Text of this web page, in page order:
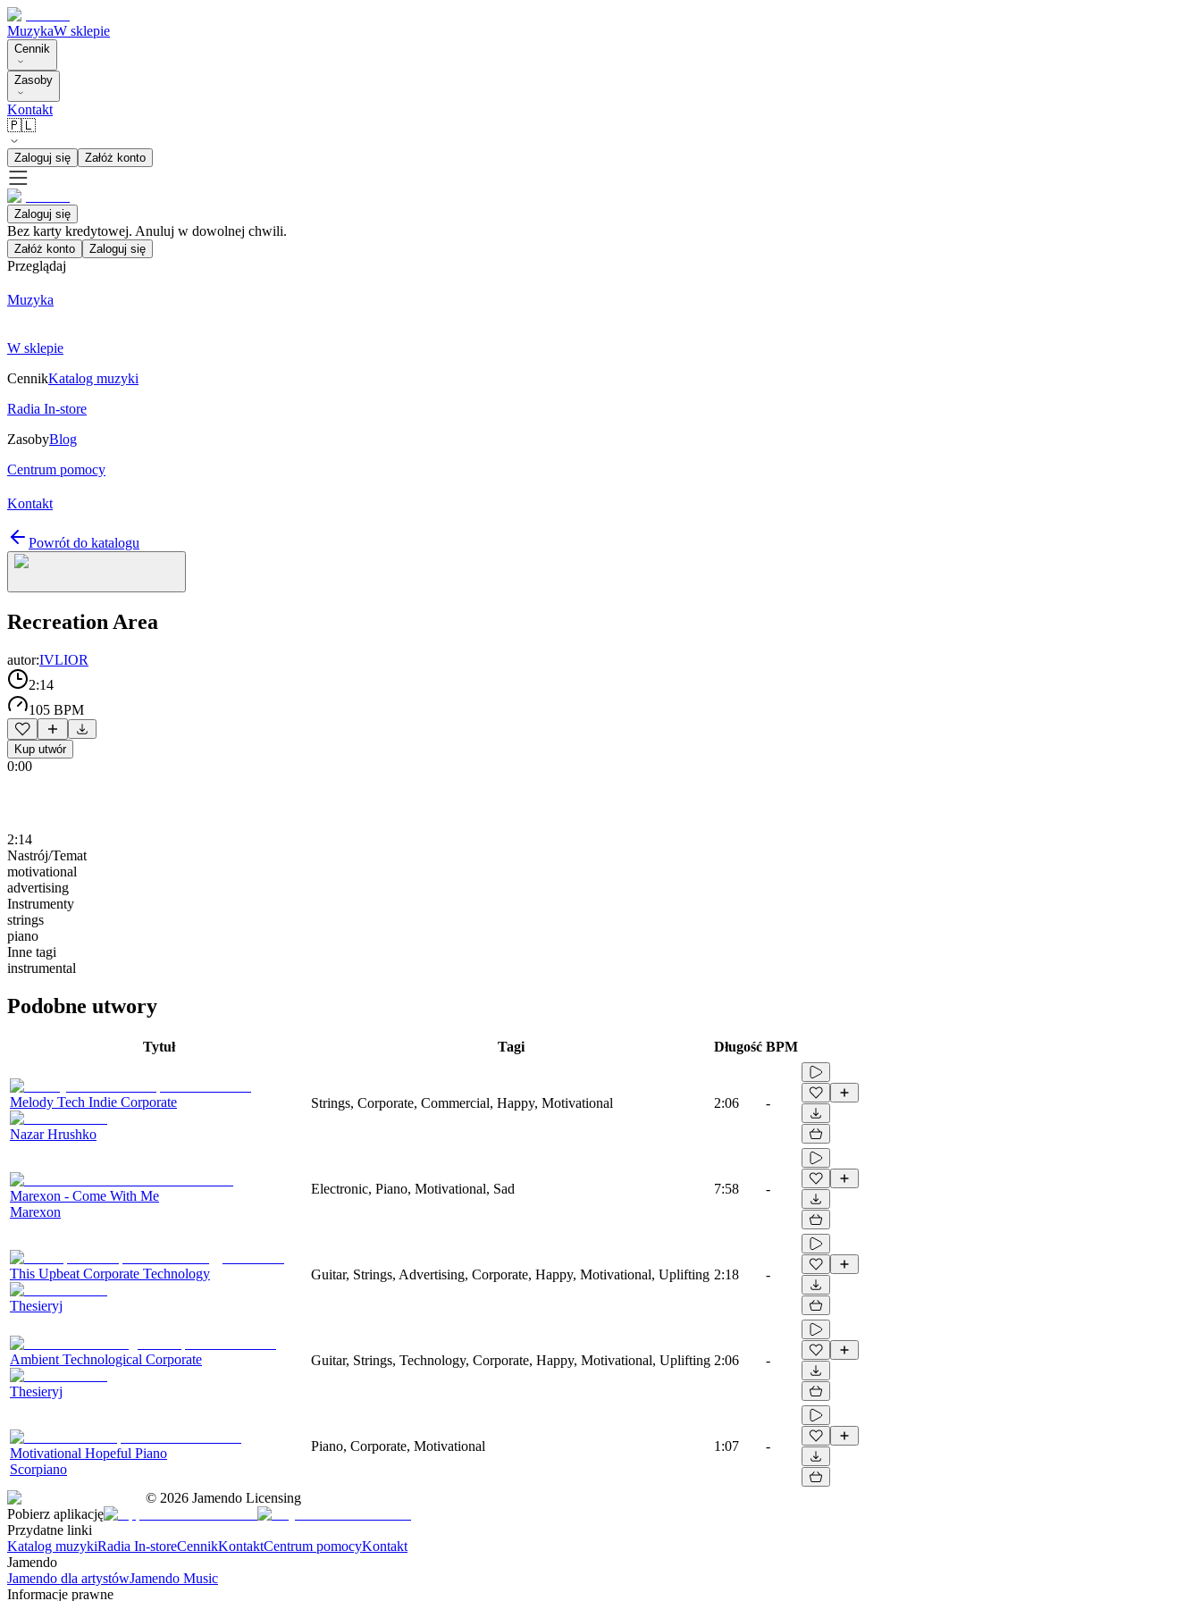
MuzykaW sklepie
Cennik
Zasoby
Kontakt
🇵🇱
Zaloguj się Załóż konto
Zaloguj się
Bez karty kredytowej. Anuluj w dowolnej chwili.
Załóż konto Zaloguj się
Przeglądaj
Muzyka
W sklepie
CennikKatalog muzyki
Radia In-store
ZasobyBlog
Centrum pomocy
Kontakt
Powrót do katalogu
Recreation Area
autor:IVLIOR
2:14
105 BPM
Kup utwór
0:00
2:14
Nastrój/Temat
motivational
advertising
Instrumenty
strings
piano
Inne tagi
instrumental
Podobne utwory
Tytuł Tagi Długość BPM
Melody Tech Indie Corporate
Nazar Hrushko
Strings, Corporate, Commercial, Happy, Motivational 2:06 -
Marexon - Come With Me
Marexon
Electronic, Piano, Motivational, Sad 7:58 -
This Upbeat Corporate Technology
Thesieryj
Guitar, Strings, Advertising, Corporate, Happy, Motivational, Uplifting 2:18 -
Ambient Technological Corporate
Thesieryj
Guitar, Strings, Technology, Corporate, Happy, Motivational, Uplifting 2:06 -
Motivational Hopeful Piano
Scorpiano
Piano, Corporate, Motivational 1:07 -
© 2026 Jamendo Licensing
Pobierz aplikację
Przydatne linki
Katalog muzykiRadia In-storeCennikKontaktCentrum pomocyKontakt
Jamendo
Jamendo dla artystówJamendo Music
Informacje prawne